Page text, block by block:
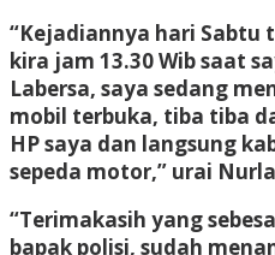
“Kejadiannya hari Sabtu
kira jam 13.30 Wib saat
Labersa, saya sedang
mobil terbuka, tiba tiba
HP saya dan langsung
sepeda motor,” urai
“Terimakasih yang
bapak polisi, sudah